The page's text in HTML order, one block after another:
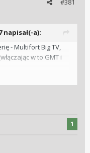
napisał(-a):
- Multifort Big TV,
w to GMT i
1